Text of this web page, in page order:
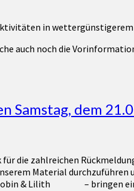
in
noch die
Samstag, dem
die zahlreichen
Material
Robin & Lilith – bringen